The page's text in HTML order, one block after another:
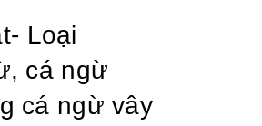
Loại
cá ngừ
cá ngừ vây